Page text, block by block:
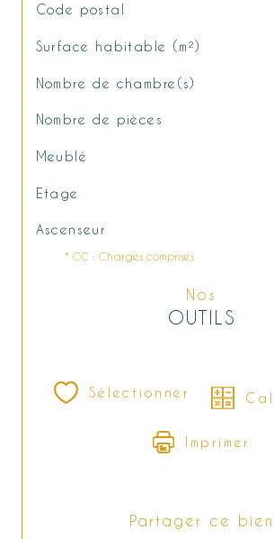
TRAD_SIROCCO_Caracteristique
Code postal
Surface habitable (m²)
Nombre de chambre(s)
Nombre de pièces
Meublé
Etage
Ascenseur
* CC : Charges comprises
Nos
OUTILS
Sélectionner
Imprimer
Partager ce bien